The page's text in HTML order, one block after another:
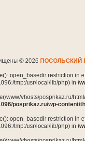
© 2026 ПОСОЛЬСКИЙ
open_basedir restriction in
tmp:/usr/local/lib/php) in /
www/vhosts/posprikaz.ru/
posprikaz.ru/wp-content/
open_basedir restriction in
tmp:/usr/local/lib/php) in /